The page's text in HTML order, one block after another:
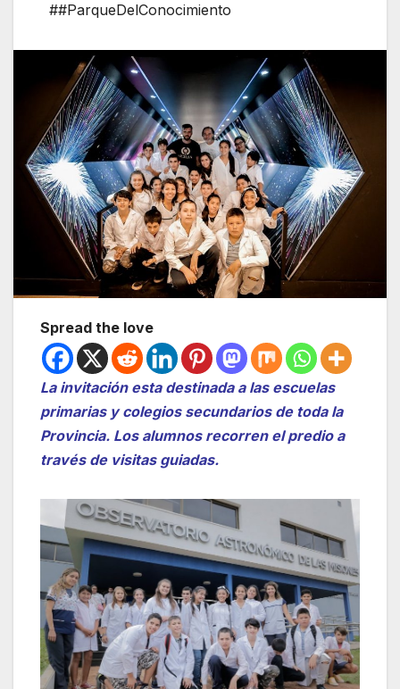
##ParqueDelConocimiento
Spread the love
La invitación esta destinada a las escuelas
primarias y colegios secundarios de toda la
Provincia. Los alumnos recorren el predio a
través de visitas guiadas.